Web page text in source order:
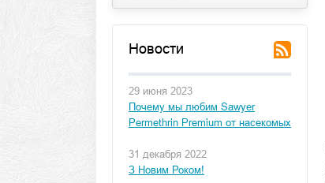
Новости
29 июня 2023
Почему мы любим Sawyer
Permethrin Premium от насекомых
31 декабря 2022
З Новим Роком!